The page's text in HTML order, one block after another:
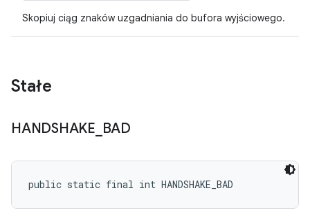
Skopiuj ciąg znaków uzgadniania do bufora wyjściowego.
Stałe
HANDSHAKE BAD
public static final int HANDSHAKE_BAD